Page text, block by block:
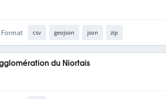
Format csv geojson json zip
du Niortais